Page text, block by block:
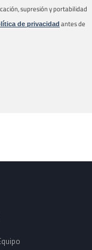
supresión y portabilidad
de privacidad antes de